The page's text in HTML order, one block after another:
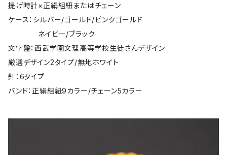
提げ時計×正絹組紐またはチェーン
ケース：シルバー/ゴールド/ピンクゴールド
ネイビー/ブラック
文字盤：西武学園文理高等学校生徒さんデザイン
厳選デザイン2タイプ/無地ホワイト
針：6タイプ
バンド：正絹組紐9カラー/チェーン5カラー